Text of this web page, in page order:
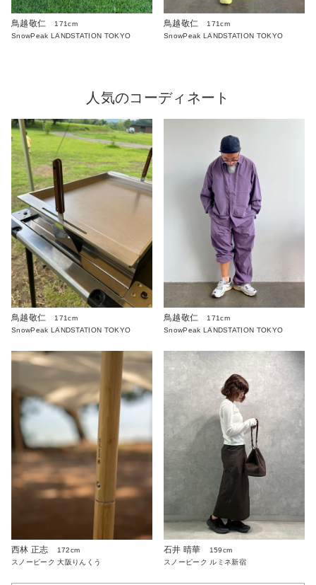
鳥越敬仁
171cm
SnowPeak LANDSTATION TOKYO
鳥越敬仁
171cm
SnowPeak LANDSTATION TOKYO
人気のコーディネート
鳥越敬仁
171cm
SnowPeak LANDSTATION TOKYO
鳥越敬仁
171cm
SnowPeak LANDSTATION TOKYO
西林 正志
172cm
スノーピーク 大阪りんくう
石井 晴華
159cm
スノーピーク ルミネ新宿